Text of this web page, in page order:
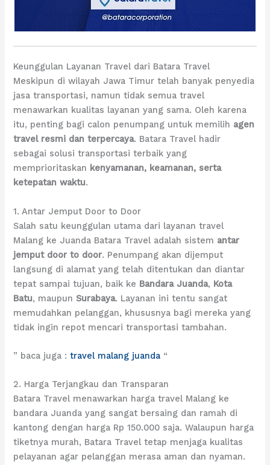
Keunggulan Layanan Travel dari Batara Travel
Meskipun di wilayah Jawa Timur telah banyak penyedia
jasa transportasi, namun tidak semua travel
menawarkan kualitas layanan yang sama. Oleh karena
itu, penting bagi calon penumpang untuk memilih agen
travel resmi dan terpercaya. Batara Travel hadir
sebagai solusi transportasi terbaik yang
memprioritaskan kenyamanan, keamanan, serta
ketepatan waktu.
1. Antar Jemput Door to Door
Salah satu keunggulan utama dari layanan travel
Malang ke Juanda Batara Travel adalah sistem antar
jemput door to door. Penumpang akan dijemput
langsung di alamat yang telah ditentukan dan diantar
tepat sampai tujuan, baik ke Bandara Juanda, Kota
Batu, maupunSurabaya. Layanan ini tentu sangat
memudahkan pelanggan, khususnya bagi mereka yang
tidak ingin repot mencari transportasi tambahan.
” baca juga :travel malang juanda “
2. Harga Terjangkau dan Transparan
Batara Travel menawarkan harga travel Malang ke
bandara Juanda yang sangat bersaing dan ramah di
kantong dengan harga Rp 150.000 saja. Walaupun harga
tiketnya murah, Batara Travel tetap menjaga kualitas
pelayanan agar pelanggan merasa aman dan nyaman.